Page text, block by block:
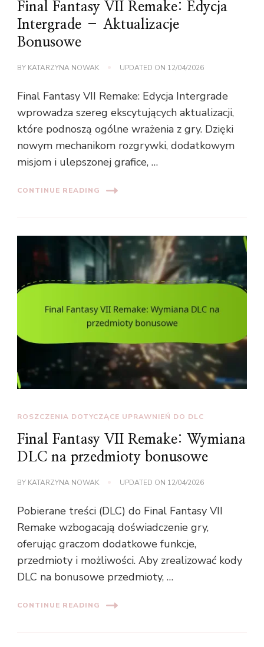
Final Fantasy VII Remake: Edycja
Intergrade – Aktualizacje
Bonusowe
BY KATARZYNA NOWAK UPDATED ON 12/04/2026
Final Fantasy VII Remake: Edycja Intergrade
wprowadza szereg ekscytujących aktualizacji,
które podnoszą ogólne wrażenia z gry. Dzięki
nowym mechanikom rozgrywki, dodatkowym
misjom i ulepszonej grafice, …
CONTINUE READING
ROSZCZENIA DOTYCZĄCE UPRAWNIEŃ DO DLC
Final Fantasy VII Remake: Wymiana
DLC na przedmioty bonusowe
BY KATARZYNA NOWAK UPDATED ON 12/04/2026
Pobierane treści (DLC) do Final Fantasy VII
Remake wzbogacają doświadczenie gry,
oferując graczom dodatkowe funkcje,
przedmioty i możliwości. Aby zrealizować kody
DLC na bonusowe przedmioty, …
CONTINUE READING